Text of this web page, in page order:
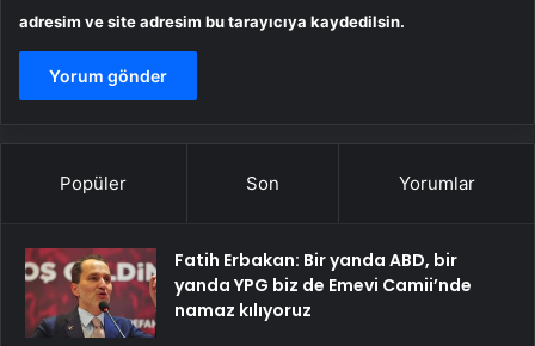
adresim ve site adresim bu tarayıcıya kaydedilsin.
Popüler Son Yorumlar
Fatih Erbakan: Bir yanda ABD, bir
yanda YPG biz de Emevi Camii’nde
namaz kılıyoruz